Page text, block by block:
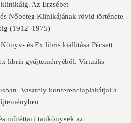
Az Erzsébet
Nőbeteg Klinikájának rövid története
(1912–1975)
és Ex libris kiállítása Pécsett
libris gyűjteményéből. Virtuális
Vasarely konferenciaplakátjai a
műtéttani tankönyvek az